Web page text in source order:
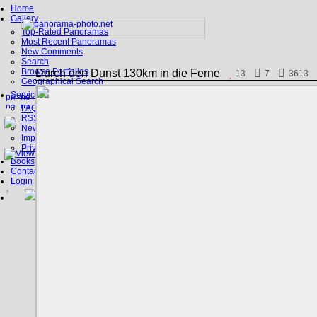
Home
Gallery
Top-Rated Panoramas
Most Recent Panoramas
New Comments
Search
Browse Portfolios
Geographical Search
Service
FAQ
RSS, Google Earth
News
Imprint
Privacy Policy
Books
Contact
Login
Durch den Dunst 130km in die Ferne 13 7 3613